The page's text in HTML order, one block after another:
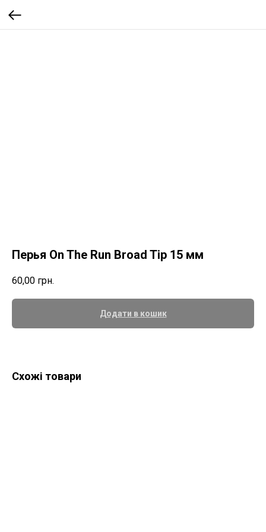
Перья On The Run Broad Tip 15 мм
60,00 грн.
Додати в кошик
Схожі товари